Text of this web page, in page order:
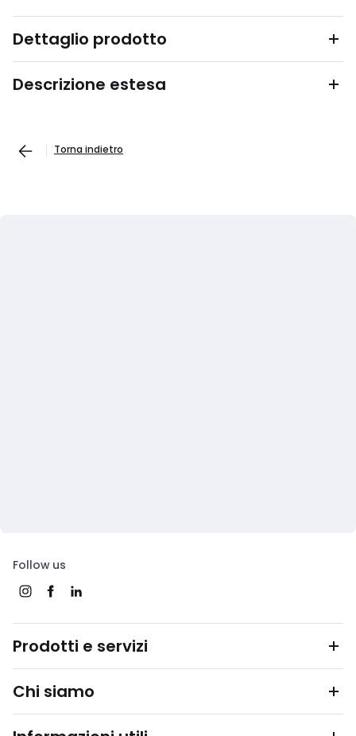
Dettaglio prodotto
Descrizione estesa
Torna indietro
Follow us
Prodotti e servizi
Chi siamo